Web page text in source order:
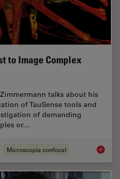
to Image Complex
talks about his
of TauSense tools and
of demanding
or…
Microscopía confocal